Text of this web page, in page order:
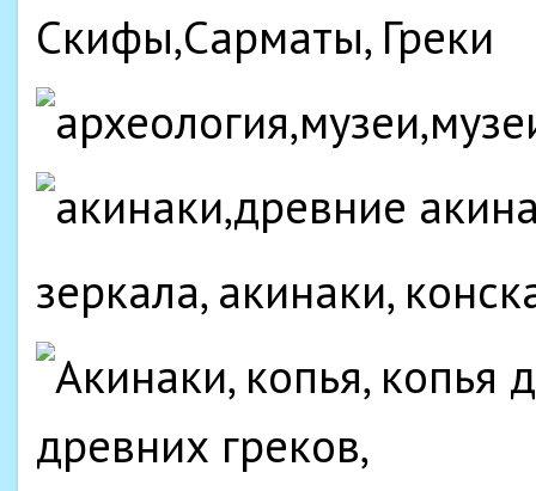
Скифы,Сарматы, Греки
зеркала, акинаки,